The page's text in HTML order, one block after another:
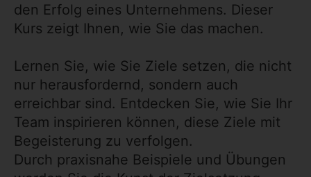
den Erfolg eines Unternehmens. Dieser
Kurs zeigt Ihnen, wie Sie das machen.
Lernen Sie, wie Sie Ziele setzen, die nicht
nur herausfordernd, sondern auch
erreichbar sind. Entdecken Sie, wie Sie Ihr
Team inspirieren können, diese Ziele mit
Begeisterung zu verfolgen.
Durch praxisnahe Beispiele und Übungen